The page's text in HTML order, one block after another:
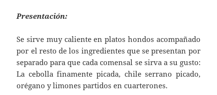
Presentación:
Se sirve muy caliente en platos hondos acompañado
por el resto de los ingredientes que se presentan por
separado para que cada comensal se sirva a su gusto:
La cebolla finamente picada, chile serrano picado,
orégano y limones partidos en cuarterones.